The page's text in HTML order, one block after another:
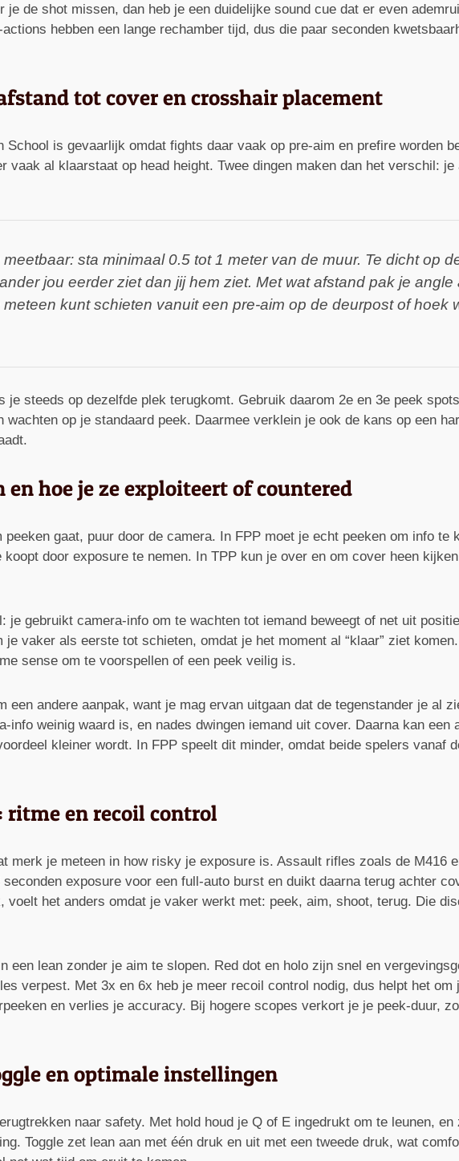
de shot missen, dan heb je een duidelijke sound cue dat er even
hebben een lange rechamber tijd, dus die paar seconden
tot cover en crosshair placement
School is gevaarlijk omdat fights daar vaak op pre-aim en prefire worden
vaak al klaarstaat op head height. Twee dingen maken dan het verschil:
sta minimaal 0.5 tot 1 meter van de muur. Te dicht op
jou eerder ziet dan jij hem ziet. Met wat afstand pak je
kunt schieten vanuit een pre-aim op de deurpost of hoek
steeds op dezelfde plek terugkomt. Gebruik daarom 2e en 3e peek
op je standaard peek. Daarmee verklein je ook de kans op een
en hoe je ze exploiteert of countered
gaat, puur door de camera. In FPP moet je echt peeken om info te
door exposure te nemen. In TPP kun je over en om cover heen
je gebruikt camera-info om te wachten tot iemand beweegt of net uit
vaker als eerste tot schieten, omdat je het moment al “klaar” ziet
sense om te voorspellen of een peek veilig is.
een andere aanpak, want je mag ervan uitgaan dat de tegenstander je al
weinig waard is, en nades dwingen iemand uit cover. Daarna kan een
kleiner wordt. In FPP speelt dit minder, omdat beide spelers vanaf
ritme en recoil control
merk je meteen in how risky je exposure is. Assault rifles zoals de M416
exposure voor een full-auto burst en duikt daarna terug achter
voelt het anders omdat je vaker werkt met: peek, aim, shoot, terug. Die
een lean zonder je aim te slopen. Red dot en holo zijn snel en
verpest. Met 3x en 6x heb je meer recoil control nodig, dus helpt het om
en verlies je accuracy. Bij hogere scopes verkort je je peek-duur,
en optimale instellingen
naar safety. Met hold houd je Q of E ingedrukt om te leunen,
Toggle zet lean aan met één druk en uit met een tweede druk, wat